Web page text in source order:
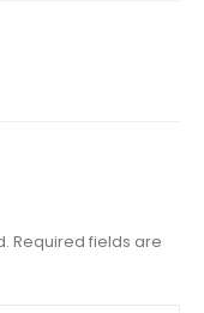
Required fields are